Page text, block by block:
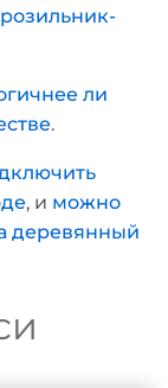
ли
.
, и можно
деревянный